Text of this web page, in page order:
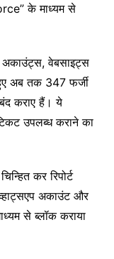
के माध्यम से
अकाउंट्स, वेबसाइट्स
अब तक 347 फर्जी
कराए हैं। ये
उपलब्ध कराने का
कर रिपोर्ट
अकाउंट और
से ब्लॉक कराया